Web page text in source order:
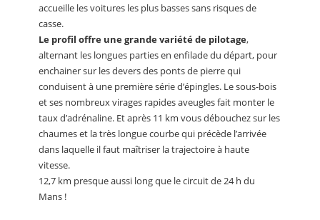
accueille les voitures les plus basses sans risques de
casse.
Le profil offre une grande variété de pilotage,
alternant les longues parties en enfilade du départ, pour
enchainer sur les devers des ponts de pierre qui
conduisent à une première série d’épingles. Le sous-bois
et ses nombreux virages rapides aveugles fait monter le
taux d’adrénaline. Et après 11 km vous débouchez sur les
chaumes et la très longue courbe qui précède l’arrivée
dans laquelle il faut maîtriser la trajectoire à haute
vitesse.
12,7 km presque aussi long que le circuit de 24 h du
Mans !